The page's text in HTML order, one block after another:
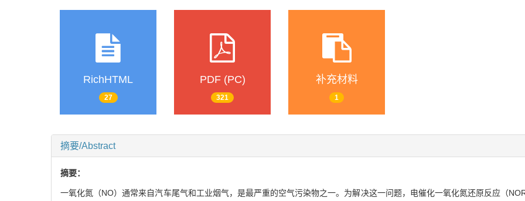
RichHTML
27
PDF (PC)
321
补充材料
1
摘要/Abstract
摘要：
一氧化氮（NO）通常来自汽车尾气和工业烟气，是最严重的空气污染物之一。为解决这一问题，电催化一氧化氮还原反应（